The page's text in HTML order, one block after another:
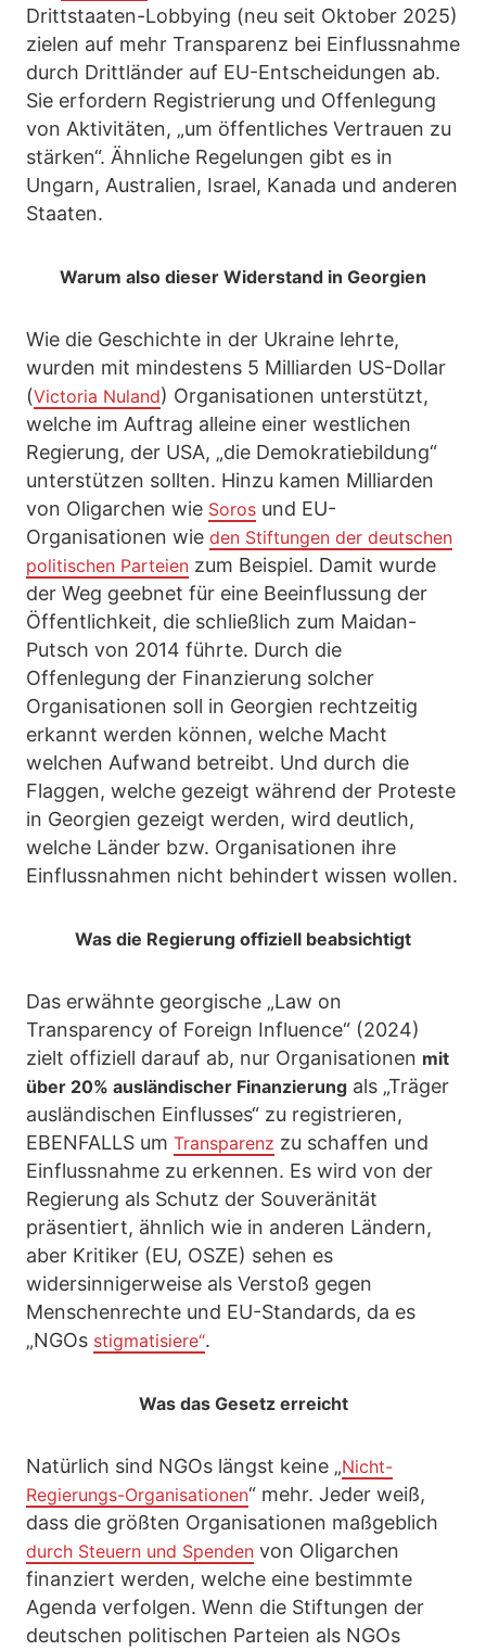
Drittstaaten-Lobbying (neu seit Oktober 2025)
zielen auf mehr Transparenz bei Einflussnahme
durch Drittländer auf EU-Entscheidungen ab.
Sie erfordern Registrierung und Offenlegung
von Aktivitäten, „um öffentliches Vertrauen zu
stärken“. Ähnliche Regelungen gibt es in
Ungarn, Australien, Israel, Kanada und anderen
Staaten.
Warum also dieser Widerstand in Georgien
Wie die Geschichte in der Ukraine lehrte,
wurden mit mindestens 5 Milliarden US-Dollar
(Victoria Nuland) Organisationen unterstützt,
welche im Auftrag alleine einer westlichen
Regierung, der USA, „die Demokratiebildung“
unterstützen sollten. Hinzu kamen Milliarden
von Oligarchen wie Soros und EU-
Organisationen wie den Stiftungen der deutschen
politischen Parteien zum Beispiel. Damit wurde
der Weg geebnet für eine Beeinflussung der
Öffentlichkeit, die schließlich zum Maidan-
Putsch von 2014 führte. Durch die
Offenlegung der Finanzierung solcher
Organisationen soll in Georgien rechtzeitig
erkannt werden können, welche Macht
welchen Aufwand betreibt. Und durch die
Flaggen, welche gezeigt während der Proteste
in Georgien gezeigt werden, wird deutlich,
welche Länder bzw. Organisationen ihre
Einflussnahmen nicht behindert wissen wollen.
Was die Regierung offiziell beabsichtigt
Das erwähnte georgische „Law on
Transparency of Foreign Influence“ (2024)
zielt offiziell darauf ab, nur Organisationen mit
über 20% ausländischer Finanzierung als „Träger
ausländischen Einflusses“ zu registrieren,
EBENFALLS um Transparenz zu schaffen und
Einflussnahme zu erkennen. Es wird von der
Regierung als Schutz der Souveränität
präsentiert, ähnlich wie in anderen Ländern,
aber Kritiker (EU, OSZE) sehen es
widersinnigerweise als Verstoß gegen
Menschenrechte und EU-Standards, da es
„NGOs stigmatisiere“.
Was das Gesetz erreicht
Natürlich sind NGOs längst keine „Nicht-
Regierungs-Organisationen“ mehr. Jeder weiß,
dass die größten Organisationen maßgeblich
durch Steuern und Spenden von Oligarchen
finanziert werden, welche eine bestimmte
Agenda verfolgen. Wenn die Stiftungen der
deutschen politischen Parteien als NGOs